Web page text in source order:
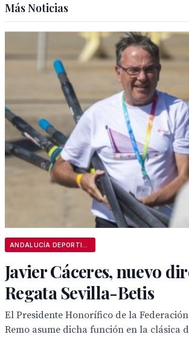
Más Noticias
Javier Cáceres, nuevo
Regata Sevilla-Betis
El Presidente Honorífico de la
Remo asume dicha función en la clásica